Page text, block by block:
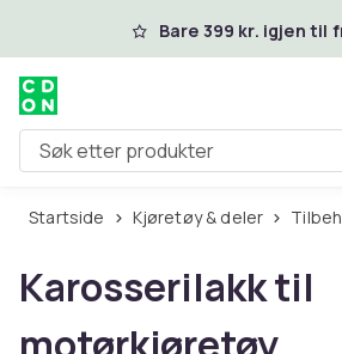
Hopp til hovedinnhold
Bare 399 kr. igjen til
Søk etter produkter
Startside Kjøretøy & deler
Karosserilakk til